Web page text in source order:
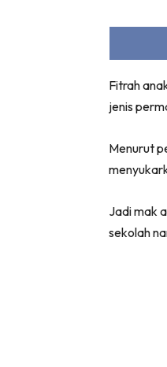
Fitrah
jenis
Menurut
Jadi mak
sekolah